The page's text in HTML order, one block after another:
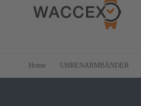
Home UHRENARMBÄNDER